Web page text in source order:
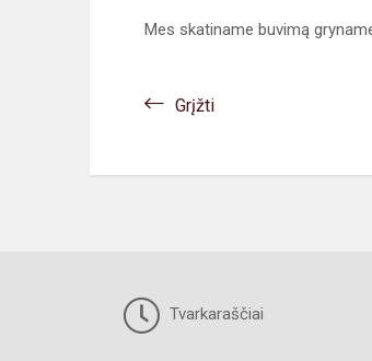
Mes skatiname buvimą
Grįžti
Tvarkaraščiai